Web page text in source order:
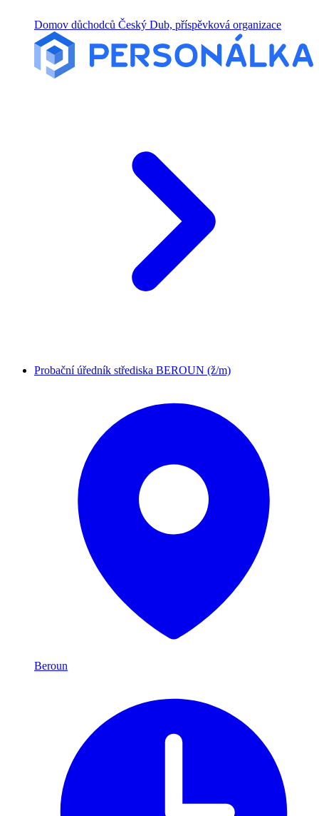
Domov důchodců Český Dub, příspěvková organizace
Probační úředník střediska BEROUN (ž/m)
Beroun